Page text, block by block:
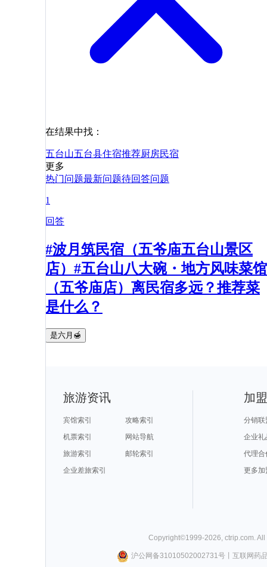
在结果中找：
五台山五台县住宿推荐厨房民宿
更多
热门问题最新问题待回答问题
1
回答
#波月筑民宿（五爷庙五台山景区
店）#五台山八大碗・地方风味菜馆
（五爷庙店）离民宿多远？推荐菜
是什么？
是六月🍯
旅游资讯
宾馆索引
攻略索引
机票索引
网站导航
旅游索引
邮轮索引
企业差旅索引
加
分销联
企业礼
代理合
更多加
Copyright©1999-2026 ctrip.com .
沪公网备31010502002731号丨 互联网药